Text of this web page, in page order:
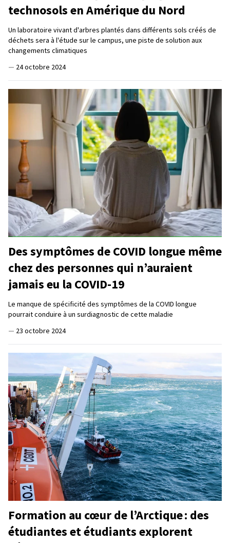
technosols en Amérique du Nord
Un laboratoire vivant d'arbres plantés dans différents sols créés de
déchets sera à l'étude sur le campus, une piste de solution aux
changements climatiques
— 24 octobre 2024
Des symptômes de COVID longue même
chez des personnes qui n’auraient
jamais eu la COVID-19
Le manque de spécificité des symptômes de la COVID longue
pourrait conduire à un surdiagnostic de cette maladie
— 23 octobre 2024
Formation au cœur de l’Arctique : des
étudiantes et étudiants explorent